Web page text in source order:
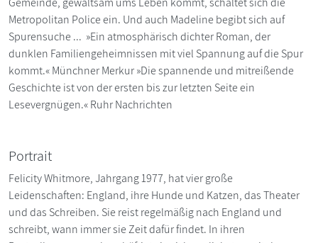
Metropolitan Police ein. Und auch Madeline begibt sich auf
Spurensuche ... »Ein atmosphärisch dichter Roman, der
dunklen Familiengeheimnissen mit viel Spannung auf die Spur
kommt.« Münchner Merkur »Die spannende und mitreißende
Geschichte ist von der ersten bis zur letzten Seite ein
Lesevergnügen.« Ruhr Nachrichten
Portrait
Felicity Whitmore, Jahrgang 1977, hat vier große
Leidenschaften: England, ihre Hunde und Katzen, das Theater
und das Schreiben. Sie reist regelmäßig nach England und
schreibt, wann immer sie Zeit dafür findet. In ihren